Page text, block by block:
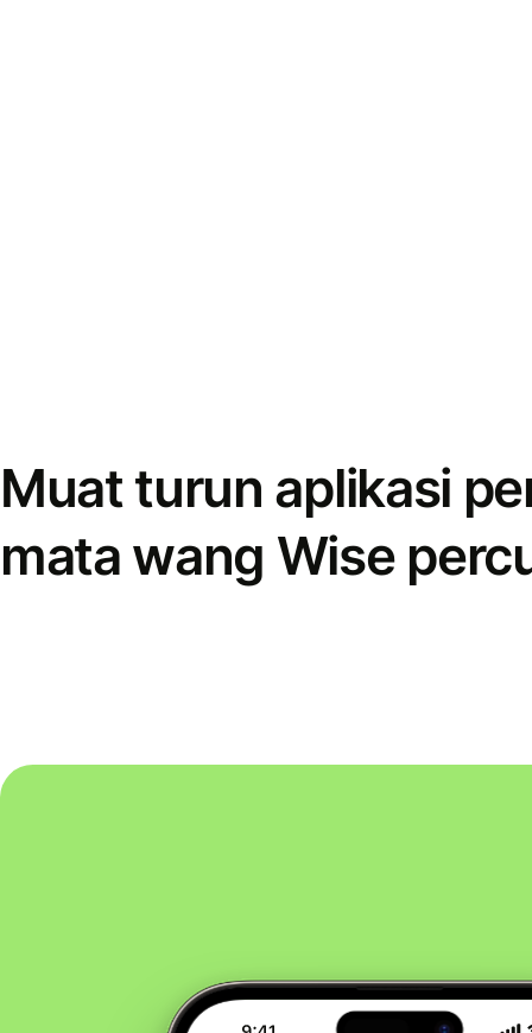
Muat turun aplikasi
mata wang Wise